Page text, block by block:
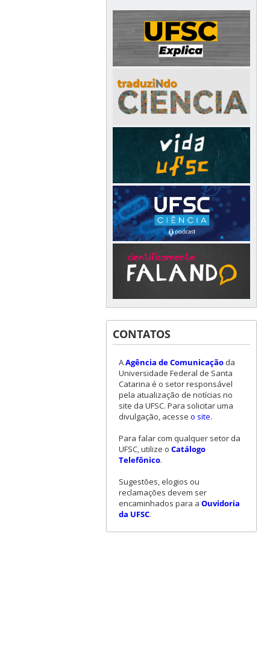
CONTATOS
AAgência de Comunicaçãoda
Universidade Federal de Santa
Catarina é o setor responsável
pela atualização de notícias no
site da UFSC. Para solicitar uma
divulgação, acesse o site.
Para falar com qualquer setor da
UFSC, utilize o Catálogo
Telefônico.
Sugestões, elogios ou
reclamações devem ser
encaminhados para a Ouvidoria
da UFSC.